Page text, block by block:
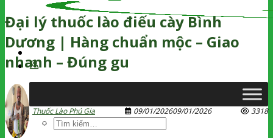
Tìm
Đại lý thuốc lào điếu cày Bình
Dương | Hàng chuẩn mộc – Giao
nhanh – Đúng gu
Thuốc Lào Phú Gia 09/01/202609/01/2026 3318